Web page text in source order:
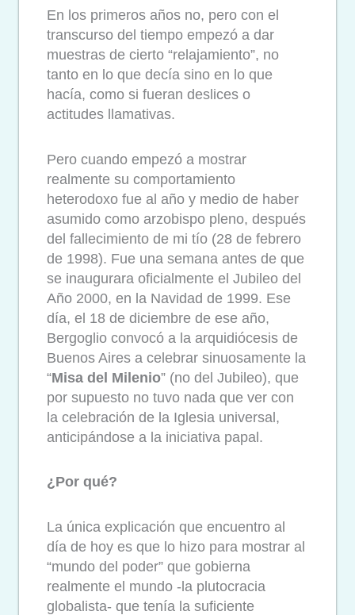
En los primeros años no, pero con el
transcurso del tiempo empezó a dar
muestras de cierto “relajamiento”, no
tanto en lo que decía sino en lo que
hacía, como si fueran deslices o
actitudes llamativas.
Pero cuando empezó a mostrar
realmente su comportamiento
heterodoxo fue al año y medio de haber
asumido como arzobispo pleno, después
del fallecimiento de mi tío (28 de febrero
de 1998). Fue una semana antes de que
se inaugurara oficialmente el Jubileo del
Año 2000, en la Navidad de 1999. Ese
día, el 18 de diciembre de ese año,
Bergoglio convocó a la arquidiócesis de
Buenos Aires a celebrar sinuosamente la
“Misa del Milenio” (no del Jubileo), que
por supuesto no tuvo nada que ver con
la celebración de la Iglesia universal,
anticipándose a la iniciativa papal.
¿Por qué?
La única explicación que encuentro al
día de hoy es que lo hizo para mostrar al
“mundo del poder” que gobierna
realmente el mundo -la plutocracia
globalista- que tenía la suficiente